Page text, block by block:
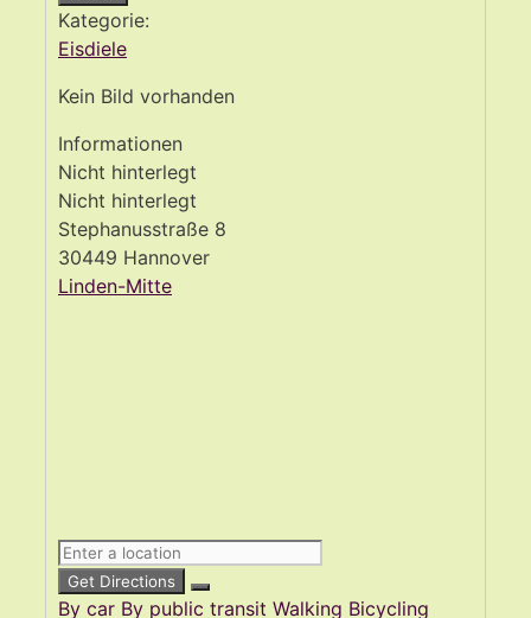
Kategorie:
Eisdiele
Kein Bild vorhanden
Informationen
Nicht hinterlegt
Nicht hinterlegt
Stephanusstraße 8
30449 Hannover
Linden-Mitte
Get Directions
By car By public transit Walking Bicycling